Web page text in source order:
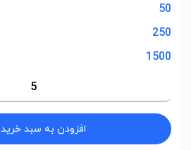
50
250
1500
افزودن به سبد خرید